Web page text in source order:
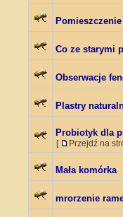
Co ze starymi
Obserwacje
Plastry
Probiotyk dla
[ Przejdź na
Mała komórka
mrorzenie